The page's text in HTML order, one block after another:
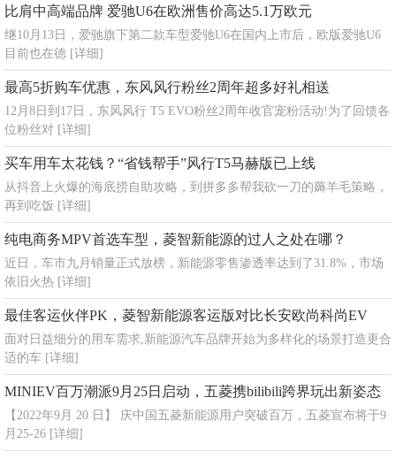
比肩中高端品牌 爱驰U6在欧洲售价高达5.1万欧元
继10月13日，爱驰旗下第二款车型爱驰U6在国内上市后，欧版爱驰U6
目前也在德 [详细]
最高5折购车优惠，东风风行粉丝2周年超多好礼相送
12月8日到17日，东风风行 T5 EVO粉丝2周年收官宠粉活动!为了回馈各
位粉丝对 [详细]
买车用车太花钱？“省钱帮手”风行T5马赫版已上线
从抖音上火爆的海底捞自助攻略，到拼多多帮我砍一刀的薅羊毛策略，
再到吃饭 [详细]
纯电商务MPV首选车型，菱智新能源的过人之处在哪？
近日，车市九月销量正式放榜，新能源零售渗透率达到了31.8%，市场
依旧火热 [详细]
最佳客运伙伴PK，菱智新能源客运版对比长安欧尚科尚EV
面对日益细分的用车需求,新能源汽车品牌开始为多样化的场景打造更合
适的车 [详细]
MINIEV百万潮派9月25日启动，五菱携bilibili跨界玩出新姿态
【2022年9月 20 日】 庆中国五菱新能源用户突破百万，五菱宣布将于9
月25-26 [详细]